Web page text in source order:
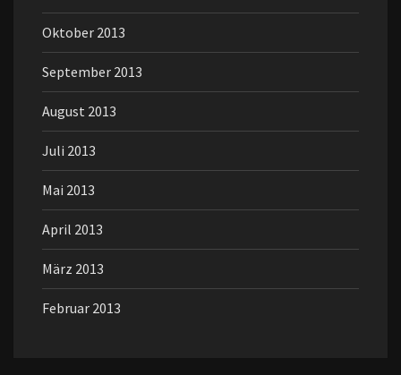
Oktober 2013
September 2013
August 2013
Juli 2013
Mai 2013
April 2013
März 2013
Februar 2013